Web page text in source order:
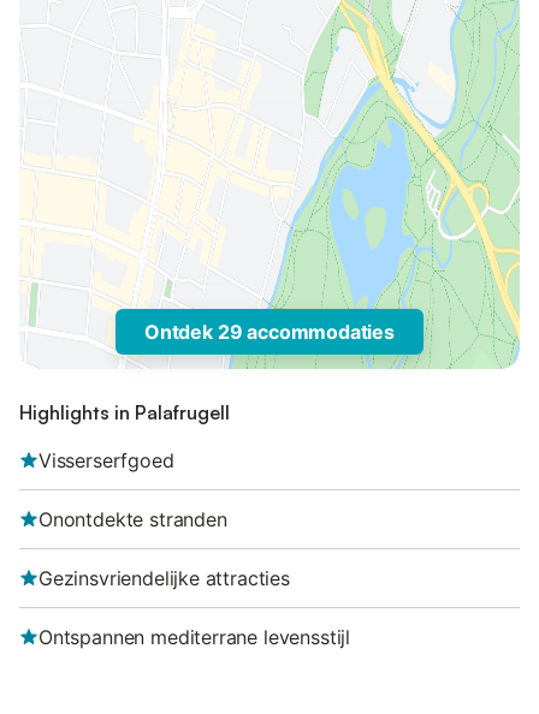
Ontdek 29 accommodaties
Highlights in Palafrugell
Visserserfgoed
Onontdekte stranden
Gezinsvriendelijke attracties
Ontspannen mediterrane levensstijl